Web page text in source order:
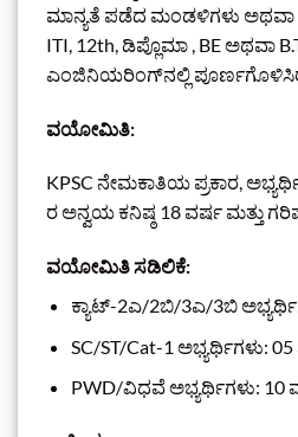
ಮಾನ್ಯತೆ ಪಡೆದ ಮಂಡಳಿಗಳು ಅಥವಾ
ITI, 12th, ಡಿಪ್ಲೊಮಾ , BE ಅಥವಾ
ಎಂಜಿನಿಯರಿಂಗ್‌ನಲ್ಲಿ
ವಯೋಮಿತಿ:
KPSC ನೇಮಕಾತಿಯ ಪ್ರಕಾರ,
ರ ಅನ್ವಯ ಕನಿಷ್ಠ 18 ವರ್ಷ ಮತ್ತು
ವಯೋಮಿತಿ ಸಡಿಲಿಕೆ:
ಕ್ಯಾಟ್-2ಎ/2ಬಿ/3ಎ/3ಬಿ
SC/ST/Cat-1 ಅಭ್ಯರ್ಥಿಗಳು:
PWD/ವಿಧವೆ ಅಭ್ಯರ್ಥಿಗಳು: 10